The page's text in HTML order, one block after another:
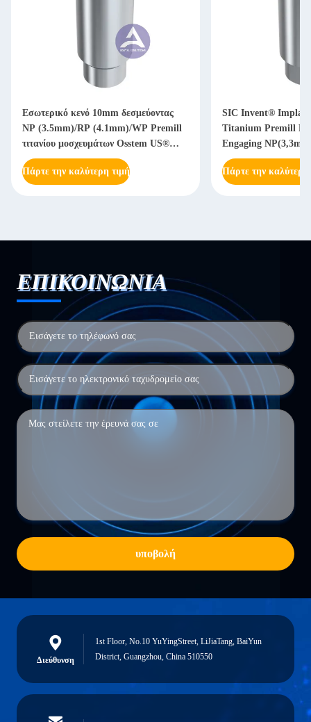
Εσωτερικό κενό 10mm δεσμεύοντας
NP (3.5mm)/RP (4.1mm)/WP Premill
τιτανίου μοσχευμάτων Osstem US®
(5.1mm)
Πάρτε την καλύτερη τιμή
SIC Invent®
Titanium Premill
Engaging
Πάρτε την καλύτερη
ΕΠΙΚΟΙΝΩΝΙΑ
υποβολή
Διεύθυνση
1st Floor, No.10 YuYingStreet, LiJiaTang, BaiYun
District, Guangzhou, China 510550